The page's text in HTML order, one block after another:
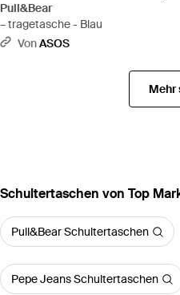
Pull&Bear
– tragetasche - Blau
VonASOS
Mehr
Schultertaschen von Top
Pull&Bear Schultertaschen
Pepe Jeans Schultertaschen